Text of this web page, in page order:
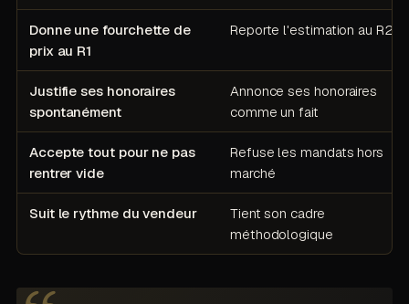
Donne une fourchette de
prix au R1
Reporte l'estimation au R2
Justifie ses honoraires
spontanément
Annonce ses honoraires
comme un fait
Accepte tout pour ne pas
rentrer vide
Refuse les mandats hors
marché
Suit le rythme du vendeur
Tient son cadre
méthodologique